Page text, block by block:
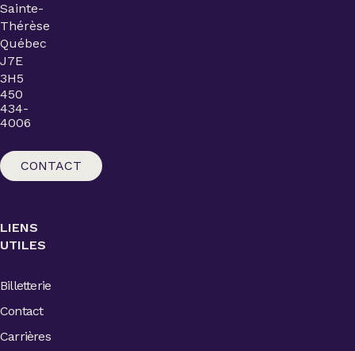
Sainte-
Thérèse
Québec
J7E
3H5
450
434-
4006
CONTACT
LIENS
UTILES
Billetterie
Contact
Carrières